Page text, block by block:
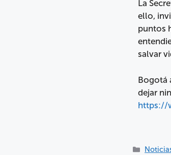
La
ello,
puntos
salvar
Bogotá
dejar
https://